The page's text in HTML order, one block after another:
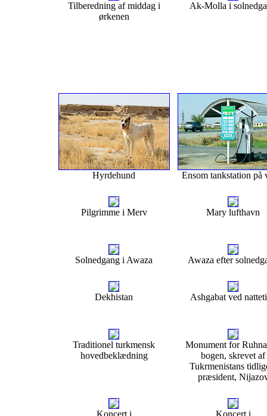
Tilberedning af middag i
ørkenen
Ak-Molla i
Hyrdehund Ensom tankstation på
Pilgrimme i Merv Mary lufthavn
Solnedgang i Awaza Awaza efter
Dekhistan Ashgabat ved
Traditionel turkmensk
hovedbeklædning
Monument for
bogen, skrevet af
Tukrmenistans
præsident,
Koncert i Koncert i